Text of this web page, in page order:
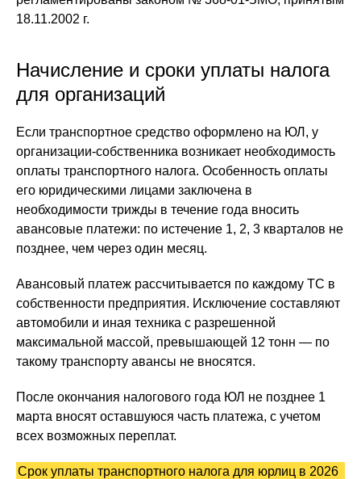
18.11.2002 г.
Начисление и сроки уплаты налога
для организаций
Если транспортное средство оформлено на ЮЛ, у
организации-собственника возникает необходимость
оплаты транспортного налога. Особенность оплаты
его юридическими лицами заключена в
необходимости трижды в течение года вносить
авансовые платежи: по истечение 1, 2, 3 кварталов не
позднее, чем через один месяц.
Авансовый платеж рассчитывается по каждому ТС в
собственности предприятия. Исключение составляют
автомобили и иная техника с разрешенной
максимальной массой, превышающей 12 тонн — по
такому транспорту авансы не вносятся.
После окончания налогового года ЮЛ не позднее 1
марта вносят оставшуюся часть платежа, с учетом
всех возможных переплат.
Срок уплаты транспортного налога для юрлиц в 2026